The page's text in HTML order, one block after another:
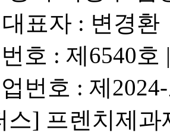
표자 : 변경환
호 : 제6540
번호 : 제
스] 프렌치제